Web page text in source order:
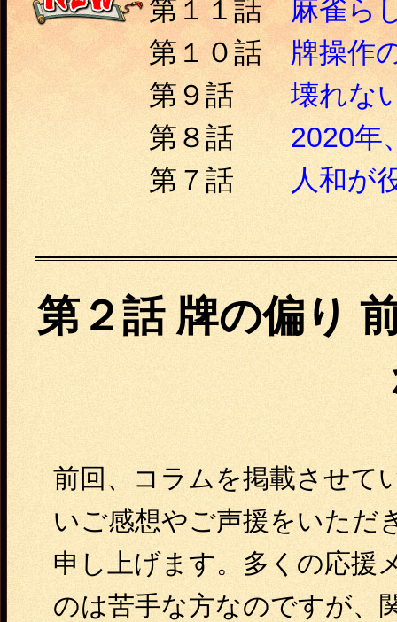
第１１話
麻雀ら
第１０話
牌操作
第９話
壊れな
第８話
2020年
第７話
人和が
第２話 牌の偏り
前回、コラムを掲載させて
いご感想やご声援をいただ
申し上げます。多くの応援
のは苦手な方なのですが、